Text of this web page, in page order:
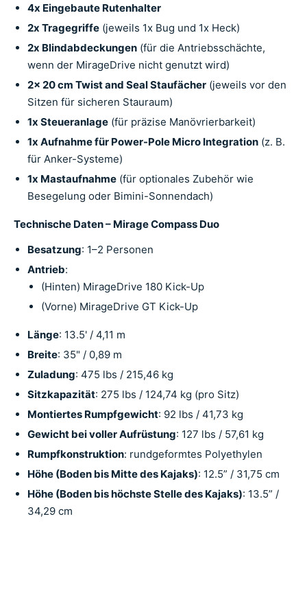
4x Eingebaute Rutenhalter
2x Tragegriffe (jeweils 1x Bug und 1x Heck)
2x Blindabdeckungen (für die Antriebsschächte,
wenn der MirageDrive nicht genutzt wird)
2x 20 cm Twist and Seal Staufächer (jeweils vor den
Sitzen für sicheren Stauraum)
1x Steueranlage (für präzise Manövrierbarkeit)
1x Aufnahme für Power-Pole Micro Integration (z. B.
für Anker-Systeme)
1x Mastaufnahme (für optionales Zubehör wie
Besegelung oder Bimini-Sonnendach)
Technische Daten – Mirage Compass Duo
Besatzung: 1–2 Personen
Antrieb:
(Hinten) MirageDrive 180 Kick-Up
(Vorne) MirageDrive GT Kick-Up
Länge: 13.5' / 4,11 m
Breite: 35" / 0,89 m
Zuladung: 475 lbs / 215,46 kg
Sitzkapazität: 275 lbs / 124,74 kg (pro Sitz)
Montiertes Rumpfgewicht: 92 lbs / 41,73 kg
Gewicht bei voller Aufrüstung: 127 lbs / 57,61 kg
Rumpfkonstruktion: rundgeformtes Polyethylen
Höhe (Boden bis Mitte des Kajaks): 12.5” / 31,75 cm
Höhe (Boden bis höchste Stelle des Kajaks): 13.5” /
34,29 cm